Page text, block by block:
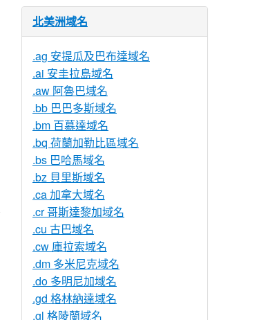
北美洲域名
.ag 安提瓜及巴布達域名
.ai 安圭拉島域名
.aw 阿魯巴域名
.bb 巴巴多斯域名
.bm 百慕達域名
.bq 荷蘭加勒比區域名
.bs 巴哈馬域名
.bz 貝里斯域名
.ca 加拿大域名
.cr 哥斯達黎加域名
.cu 古巴域名
.cw 庫拉索域名
.dm 多米尼克域名
.do 多明尼加域名
.gd 格林納達域名
.gl 格陵蘭域名